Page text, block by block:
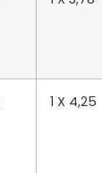
1 X 4,25